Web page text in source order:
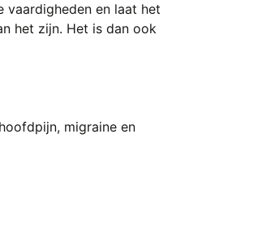
vaardigheden en laat het
het zijn. Het is dan ook
migraine en